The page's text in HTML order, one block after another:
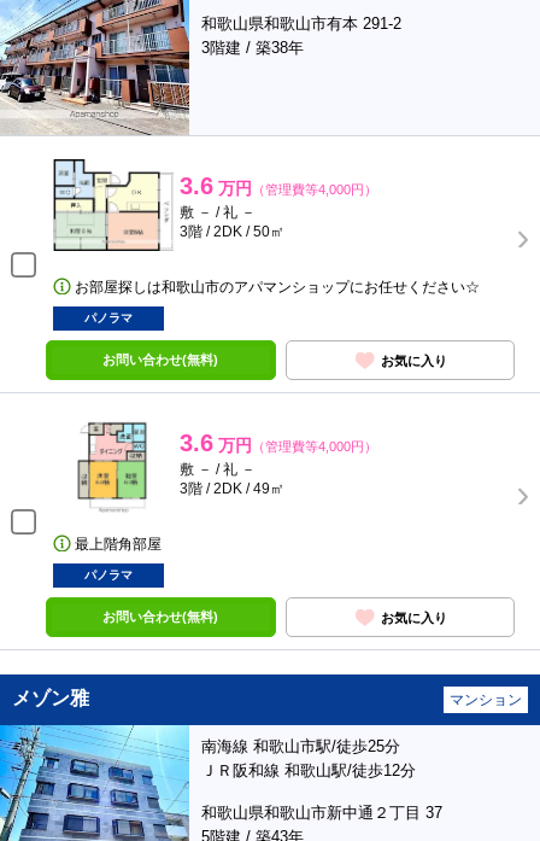
和歌山県和歌山市有本 291-2
3階建 / 築38年
3.6 万円 （管理費等4,000円）
敷 － / 礼 －
3階 / 2DK / 50㎡
お部屋探しは和歌山市のアパマンショップにお任せください☆
パノラマ
お問い合わせ(無料) お気に入り
3.6 万円 （管理費等4,000円）
敷 － / 礼 －
3階 / 2DK / 49㎡
最上階角部屋
パノラマ
お問い合わせ(無料) お気に入り
メゾン雅 マンション
南海線 和歌山市駅/徒歩25分
ＪＲ阪和線 和歌山駅/徒歩12分
和歌山県和歌山市新中通２丁目 37
5階建 / 築43年